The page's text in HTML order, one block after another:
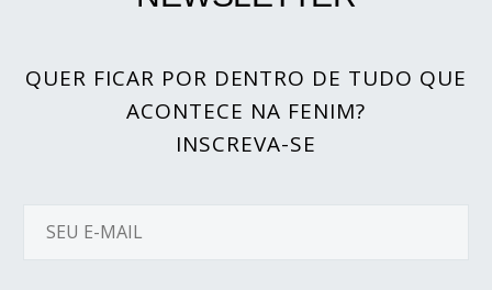
QUER FICAR POR DENTRO DE TUDO QUE
ACONTECE NA FENIM?
INSCREVA-SE